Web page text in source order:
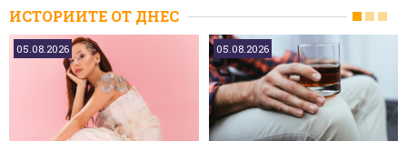
ИСТОРИИТЕ ОТ ДНЕС
05.08.2026 05.08.2026